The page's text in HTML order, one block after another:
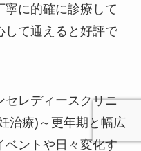
寧に的確に診療して
して通えると好評で
セレディースクリニ
治療)～更年期と幅広
ベントや日々変化す